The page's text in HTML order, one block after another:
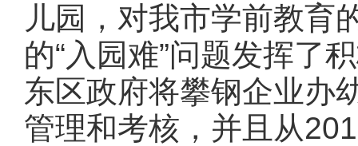
儿园，对我市学前教育
的“入园难”问题发挥了
东区政府将攀钢企业办
管理和考核，并且从